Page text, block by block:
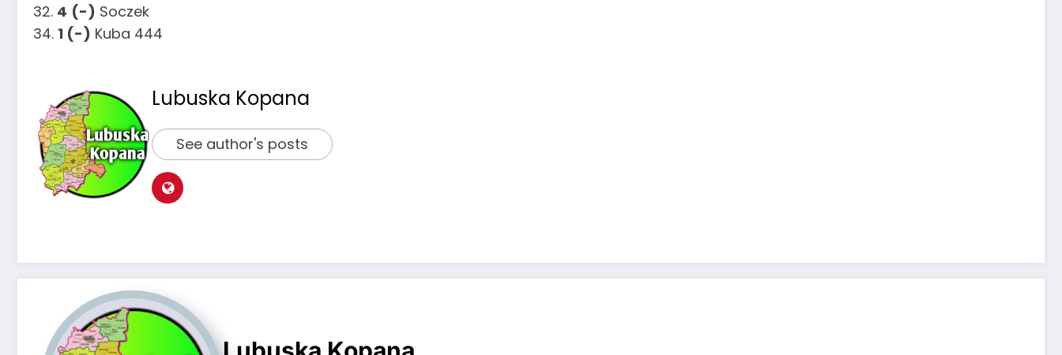
32. 4 (-) Soczek
34. 1 (-) Kuba 444
Lubuska Kopana
See author's posts